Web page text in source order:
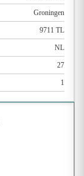
Groningen
9711 TL
NL
27
1